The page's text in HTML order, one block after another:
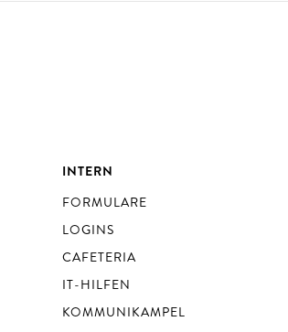
INTERN
FORMULARE
LOGINS
CAFETERIA
IT-HILFEN
KOMMUNIKAMPEL